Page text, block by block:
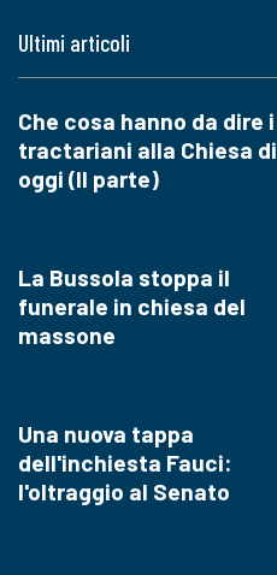
Ultimi articoli
Che cosa hanno da dire i
tractariani alla Chiesa di
oggi (II parte)
La Bussola stoppa il
funerale in chiesa del
massone
Una nuova tappa
dell'inchiesta Fauci:
l'oltraggio al Senato